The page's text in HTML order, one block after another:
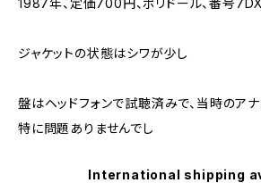
1987年、定価700円、ポリドール、番号
ジャケットの状態はシワが少し
盤はヘッドフォンで試聴済みで、当時のア
特に問題ありませんでし
International shipping